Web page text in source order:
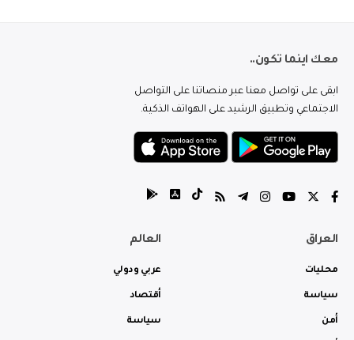
معك اينما تكون..
ابقى على تواصل معنا عبر منصاتنا على التواصل
الاجتماعي وتطبيق الرشيد على الهواتف الذكية.
العراق
محليات
سياسة
أمن
العالم
عربي ودولي
أقتصاد
سياسة